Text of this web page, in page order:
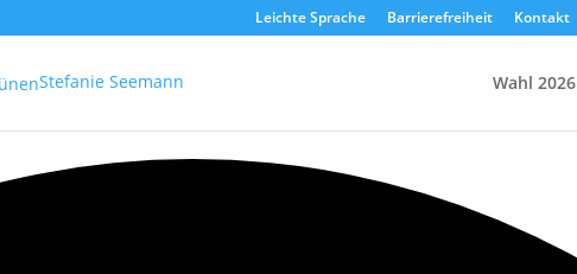
Leichte Sprache Barrierefreiheit Kontakt
Stefanie Seemann Wahl 2026